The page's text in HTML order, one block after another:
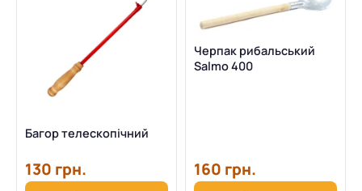
Багор телескопічний
130 грн.
Черпак рибальський
Salmo 400
160 грн.